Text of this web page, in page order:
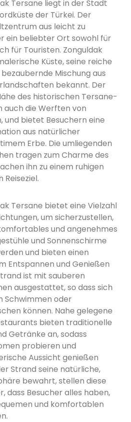
Tersane liegt in der Stadt
der Türkei. Der
aus leicht zu
ein beliebter Ort sowohl für
für Touristen. Zonguldak
Küste, seine reiche
Mischung aus
bekannt. Der
des historischen Tersane-
auch die Werften von
und bietet Besuchern eine
aus natürlicher
Erbe. Die umliegenden
tragen zum Charme des
ihn zu einem ruhigen
Tersane bietet eine Vielzahl
um sicherzustellen,
und angenehmes
und Sonnenschirme
und bieten einen
Entspannen und Genießen
ist mit sauberen
ausgestattet, so dass sich
Schwimmen oder
können. Nahe gelegene
bieten traditionelle
Getränke an, sodass
probieren und
Aussicht genießen
Strand seine natürliche,
bewahrt, stellen diese
dass Besucher alles haben,
und komfortablen